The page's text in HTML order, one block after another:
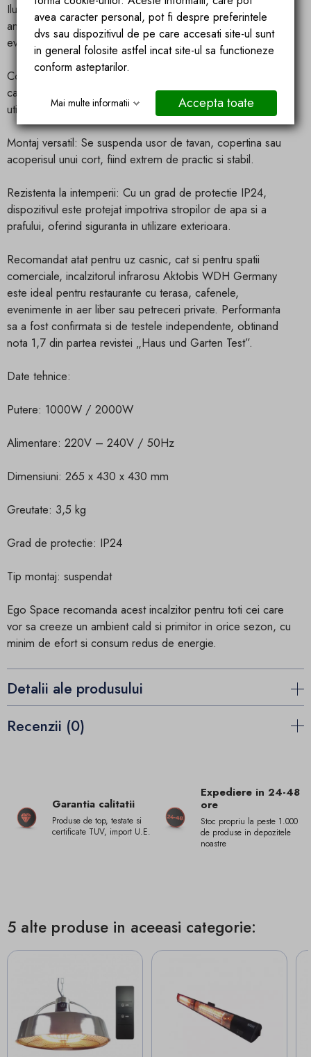
Iluminare integrata: Lampa LED incorporata ofera lumina
ambientala placuta, ideala pentru seri relaxante sau
evenimente in aer liber.
Constructie durabila: Fabricat aproape integral din metal de
calitate superioara, acest incalzitor este conceput pentru
utilizare intensa, pe termen lung.
Montaj versatil: Se suspenda usor de tavan, copertina sau
acoperisul unui cort, fiind extrem de practic si stabil.
Rezistenta la intemperii: Cu un grad de protectie IP24,
dispozitivul este protejat impotriva stropilor de apa si a
prafului, oferind siguranta in utilizare exterioara.
Recomandat atat pentru uz casnic, cat si pentru spatii
comerciale, incalzitorul infrarosu Aktobis WDH Germany
este ideal pentru restaurante cu terasa, cafenele,
evenimente in aer liber sau petreceri private. Performanta
sa a fost confirmata si de testele independente, obtinand
nota 1,7 din partea revistei „Haus und Garten Test”.
Date tehnice:
Putere: 1000W / 2000W
Alimentare: 220V – 240V / 50Hz
Dimensiuni: 265 x 430 x 430 mm
Greutate: 3,5 kg
Grad de protectie: IP24
Tip montaj: suspendat
Ego Space recomanda acest incalzitor pentru toti cei care
vor sa creeze un ambient cald si primitor in orice sezon, cu
minim de efort si consum redus de energie.
Detalii ale produsului
Recenzii (0)
Garantia calitatii
Produse de top, testate si
certificate TUV, import U.E.
Expediere in 24-48
ore
Stoc propriu la peste 1.000
de produse in depozitele
noastre
5 alte produse in aceeasi categorie:
avea caracter personal, pot fi despre preferintele
dvs sau dispozitivul de pe care accesati site-ul sunt
in general folosite astfel incat site-ul sa functioneze
conform asteptarilor.
Mai multe informatii Accepta toate